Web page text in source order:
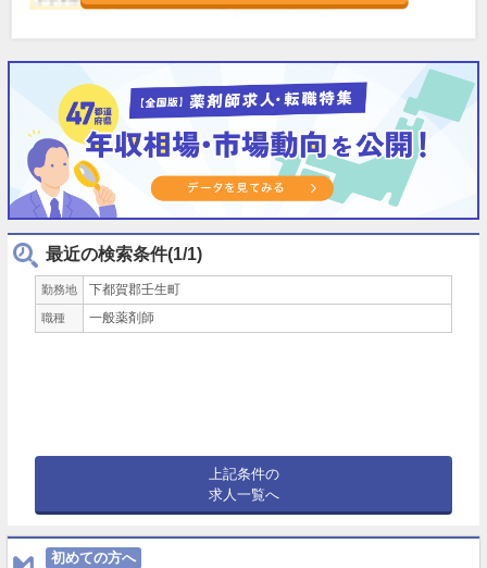
最近の検索条件(1/1)
勤務地 下都賀郡壬生町
職種 一般薬剤師
上記条件の
求人一覧へ
初めての方へ